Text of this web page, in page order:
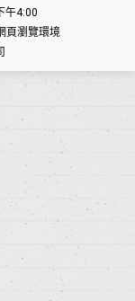
午4:00
頁瀏覽環境